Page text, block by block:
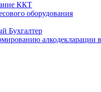
ККТ
оборудования
Бухгалтер